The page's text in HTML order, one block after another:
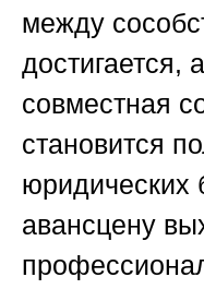
между
достигается,
совместная
становится
юридических
авансцену